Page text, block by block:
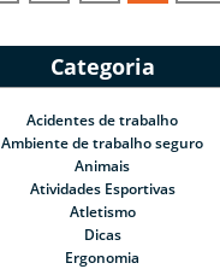
Categoria
Acidentes de trabalho
Ambiente de trabalho seguro
Animais
Atividades Esportivas
Atletismo
Dicas
Ergonomia